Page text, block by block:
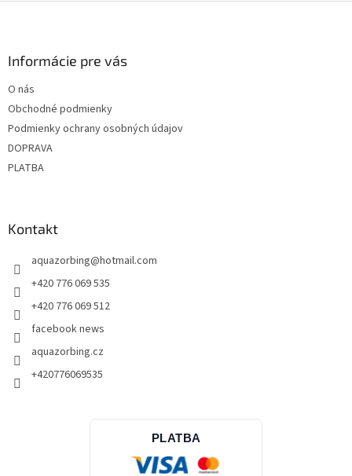
Informácie pre vás
O nás
Obchodné podmienky
Podmienky ochrany osobných údajov
DOPRAVA
PLATBA
Kontakt
aquazorbing@hotmail.com
+420 776 069 535
+420 776 069 512
facebook news
aquazorbing.cz
+420776069535
PLATBA